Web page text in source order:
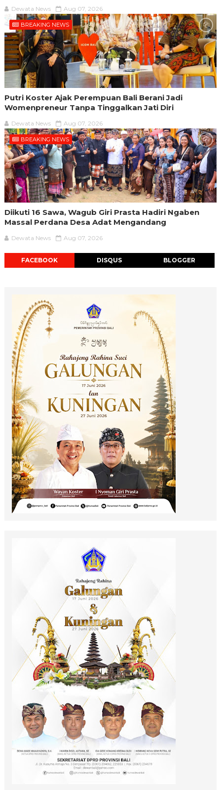
Dewata News Aug 07, 2026
BREAKING NEWS
Putri Koster Ajak Perempuan Bali Berani Jadi
Womenpreneur Tanpa Tinggalkan Jati Diri
Dewata News Aug 07, 2026
BREAKING NEWS
Diikuti 16 Sawa, Wagub Giri Prasta Hadiri Ngaben
Massal Perdana Desa Adat Mengandang
Dewata News Aug 07, 2026
FACEBOOK DISQUS BLOGGER